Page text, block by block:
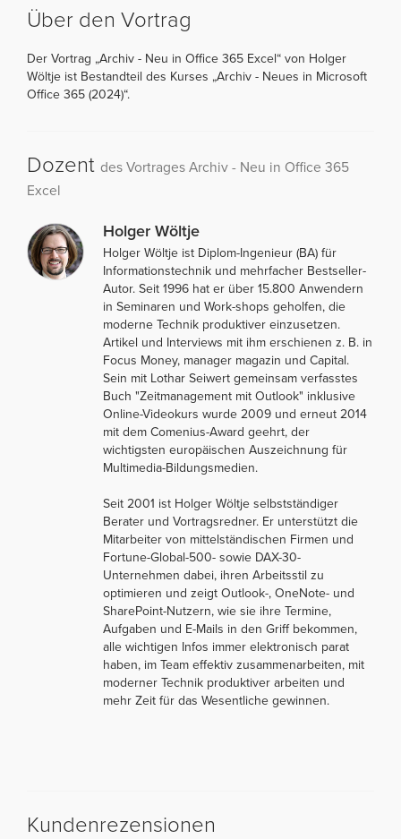
Über den Vortrag
Der Vortrag „Archiv - Neu in Office 365 Excel“ von Holger
Wöltje ist Bestandteil des Kurses „Archiv - Neues in Microsoft
Office 365 (2024)“.
Dozent des Vortrages Archiv - Neu in Office 365
Excel
Holger Wöltje
Holger Wöltje ist Diplom-Ingenieur (BA) für
Informationstechnik und mehrfacher Bestseller-
Autor. Seit 1996 hat er über 15.800 Anwendern
in Seminaren und Work-shops geholfen, die
moderne Technik produktiver einzusetzen.
Artikel und Interviews mit ihm erschienen z. B. in
Focus Money, manager magazin und Capital.
Sein mit Lothar Seiwert gemeinsam verfasstes
Buch "Zeitmanagement mit Outlook" inklusive
Online-Videokurs wurde 2009 und erneut 2014
mit dem Comenius-Award geehrt, der
wichtigsten europäischen Auszeichnung für
Multimedia-Bildungsmedien.
Seit 2001 ist Holger Wöltje selbstständiger
Berater und Vortragsredner. Er unterstützt die
Mitarbeiter von mittelständischen Firmen und
Fortune-Global-500- sowie DAX-30-
Unternehmen dabei, ihren Arbeitsstil zu
optimieren und zeigt Outlook-, OneNote- und
SharePoint-Nutzern, wie sie ihre Termine,
Aufgaben und E-Mails in den Griff bekommen,
alle wichtigen Infos immer elektronisch parat
haben, im Team effektiv zusammenarbeiten, mit
moderner Technik produktiver arbeiten und
mehr Zeit für das Wesentliche gewinnen.
Kundenrezensionen